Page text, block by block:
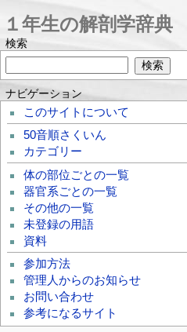
１年生の解剖学辞典
検索
ナビゲーション
このサイトについて
50音順さくいん
カテゴリー
体の部位ごとの一覧
器官系ごとの一覧
その他の一覧
未登録の用語
資料
参加方法
管理人からのお知らせ
お問い合わせ
参考になるサイト